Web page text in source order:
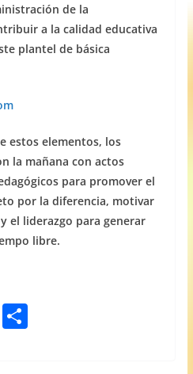
de la
a la calidad educativa
plantel de básica
estos elementos, los
la mañana con actos
para promover el
por la diferencia, motivar
el liderazgo para generar
libre.
S